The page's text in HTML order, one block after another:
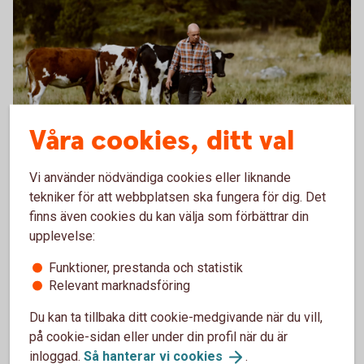
Lantbruksbarometern 2026
Samlar aktuella insikter om lönsamhet,
investeringar och framtidstro bland svenska
skogsägare och lantbrukare.
ligger kvar på en hög nivå samtidigt som
skillnaderna mellan stora och små gårdar ökar,
lägga ned sin verksamhet.
Våra cookies, ditt val
Vi använder nödvändiga cookies eller liknande
tekniker för att webbplatsen ska fungera för dig. Det
finns även cookies du kan välja som förbättrar din
upplevelse:
Funktioner, prestanda och statistik
Relevant marknadsföring
Du kan ta tillbaka ditt cookie-medgivande när du vill,
på cookie-sidan eller under din profil när du är
inloggad. Så hanterar vi cookies .